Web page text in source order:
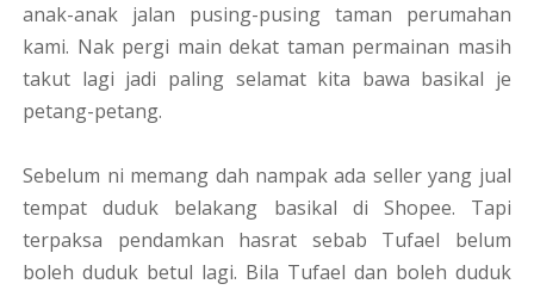
anak-anak jalan pusing-pusing taman perumahan
kami. Nak pergi main dekat taman permainan masih
takut lagi jadi paling selamat kita bawa basikal je
petang-petang.
Sebelum ni memang dah nampak ada seller yang jual
tempat duduk belakang basikal di Shopee. Tapi
terpaksa pendamkan hasrat sebab Tufael belum
boleh duduk betul lagi. Bila Tufael dan boleh duduk